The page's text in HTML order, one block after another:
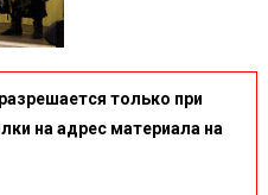
только при
на адрес материала на